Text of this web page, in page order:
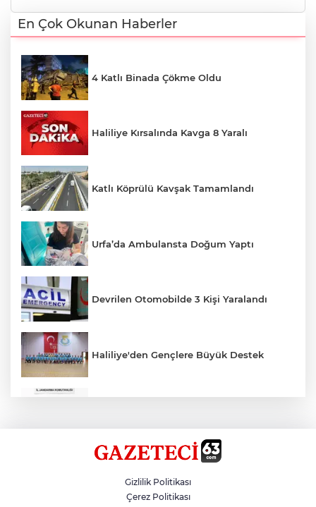
En Çok Okunan Haberler
4 Katlı Binada Çökme Oldu
Haliliye Kırsalında Kavga 8 Yaralı
Katlı Köprülü Kavşak Tamamlandı
Urfa’da Ambulansta Doğum Yaptı
Devrilen Otomobilde 3 Kişi Yaralandı
Haliliye'den Gençlere Büyük Destek
Hikmet Başak’tan Ulaşım Çalışması
Gizlilik Politikası
Çerez Politikası